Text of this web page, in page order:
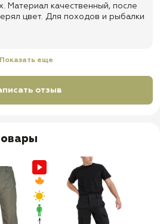
Материал качественный, после
цвет. Для походов и рыбалки
Показать еще
отзыв